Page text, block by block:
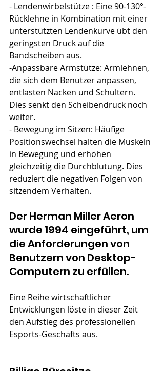
- Lendenwirbelstütze : Eine 90-130°-
Rücklehne in Kombination mit einer
unterstützten Lendenkurve übt den
geringsten Druck auf die
Bandscheiben aus.
-Anpassbare Armstütze: Armlehnen,
die sich dem Benutzer anpassen,
entlasten Nacken und Schultern.
Dies senkt den Scheibendruck noch
weiter.
- Bewegung im Sitzen: Häufige
Positionswechsel halten die Muskeln
in Bewegung und erhöhen
gleichzeitig die Durchblutung. Dies
reduziert die negativen Folgen von
sitzendem Verhalten.
Der Herman Miller Aeron
wurde 1994 eingeführt, um
die Anforderungen von
Benutzern von Desktop-
Computern zu erfüllen.
Eine Reihe wirtschaftlicher
Entwicklungen löste in dieser Zeit
den Aufstieg des professionellen
Esports-Geschäfts aus.